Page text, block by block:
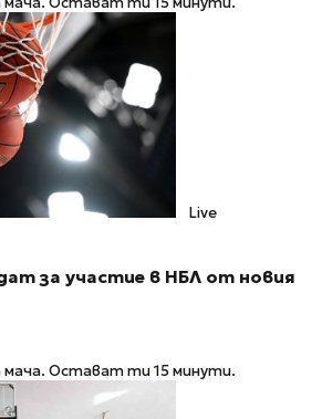
Live
за участие в НБЛ от новия
мача. Остават ти 15 минути.